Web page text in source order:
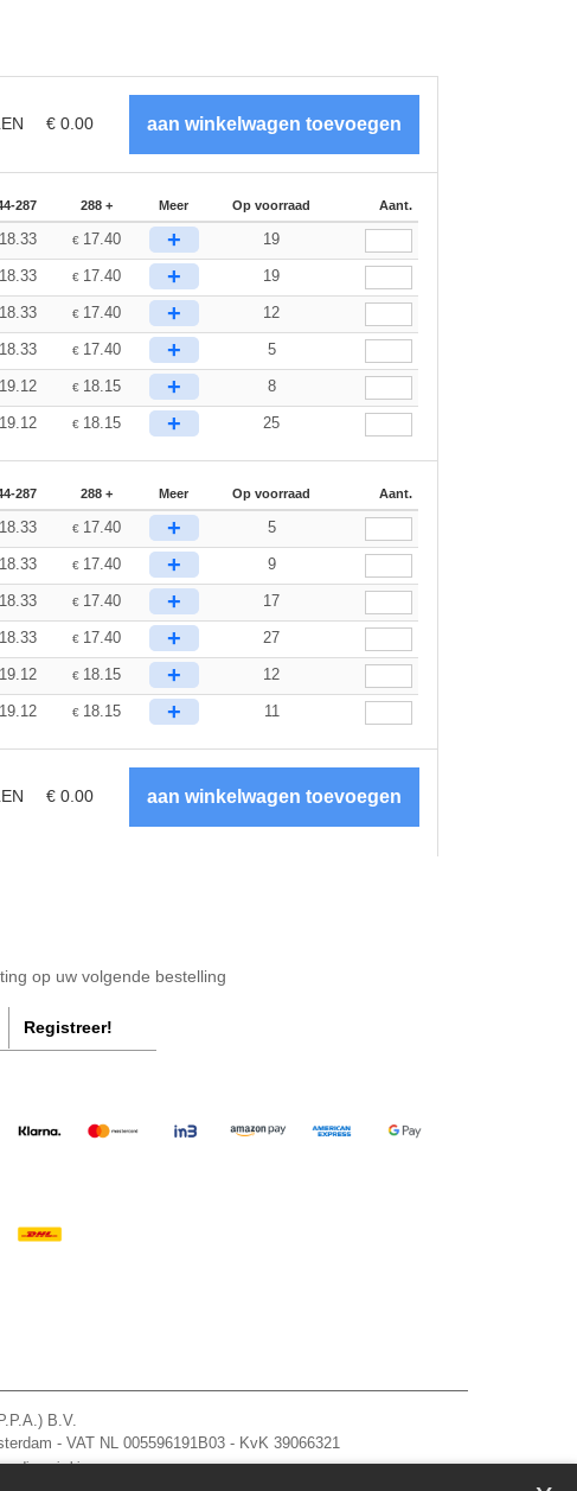
€ 0.00
287 288 + Meer Op voorraad Aant.
18.33 € 17.40 + 19
18.33 € 17.40 + 19
18.33 € 17.40 + 12
18.33 € 17.40 + 5
19.12 € 18.15 + 8
19.12 € 18.15 + 25
287 288 + Meer Op voorraad Aant.
18.33 € 17.40 + 5
18.33 € 17.40 + 9
18.33 € 17.40 + 17
18.33 € 17.40 + 27
19.12 € 18.15 + 12
19.12 € 18.15 + 11
€ 0.00
op uw volgende bestelling
Registreer!
B.V.
- VAT NL 005596191B03 - KvK 39066321
zie hier